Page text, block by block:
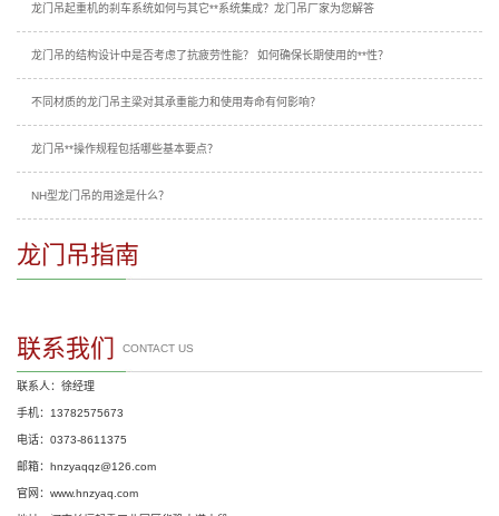
龙门吊起重机的刹车系统如何与其它**系统集成？龙门吊厂家为您解答
龙门吊的结构设计中是否考虑了抗疲劳性能？ 如何确保长期使用的**性？
不同材质的龙门吊主梁对其承重能力和使用寿命有何影响？
龙门吊**操作规程包括哪些基本要点？
NH型龙门吊的用途是什么？
龙门吊指南
联系我们 CONTACT US
联系人：徐经理
手机：13782575673
电话：0373-8611375
邮箱：hnzyaqqz@126.com
官网：www.hnzyaq.com